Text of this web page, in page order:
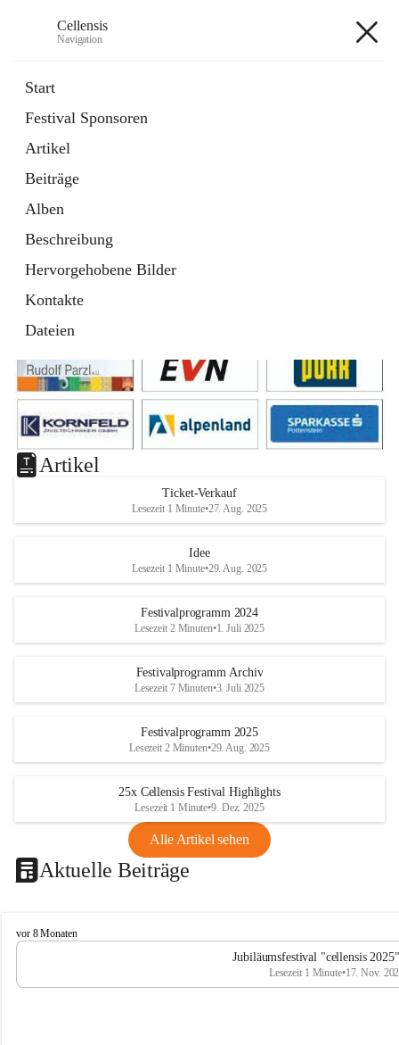
Cellensis
Navigation
Start
Festival Sponsoren
Artikel
Beiträge
Alben
Beschreibung
Hervorgehobene Bilder
Kontakte
Dateien
Festival Sponsoren
Artikel
Ticket-Verkauf
Lesezeit 1 Minute•27. Aug. 2025
Idee
Lesezeit 1 Minute•29. Aug. 2025
Festivalprogramm 2024
Lesezeit 2 Minuten•1. Juli 2025
Festivalprogramm Archiv
Lesezeit 7 Minuten•3. Juli 2025
Festivalprogramm 2025
Lesezeit 2 Minuten•29. Aug. 2025
25x Cellensis Festival Highlights
Lesezeit 1 Minute•9. Dez. 2025
Alle Artikel sehen
Aktuelle Beiträge
C
e
l
vor 8 Monaten
Jubiläumsfestival "cellensis
Lesezeit 1 Minute•17. Nov.